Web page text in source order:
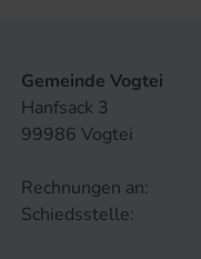
Gemeinde Vogtei
Hanfsack 3
99986 Vogtei
Rechnungen an:
Schiedsstelle: